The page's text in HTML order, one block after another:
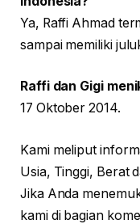
Ya, Raffi Ahmad
sampai memiliki
Raffi dan Gigi
17 Oktober 2014.
Kami meliput
Usia, Tinggi, Berat
Jika Anda
kami di bagian